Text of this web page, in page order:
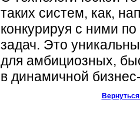
таких систем, как,
конкурируя с ними
задач. Это
для амбициозных,
в динамичной